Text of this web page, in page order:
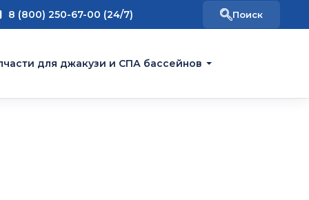
8 (800) 250-67-00 (24/7)
для джакузи и СПА бассейнов